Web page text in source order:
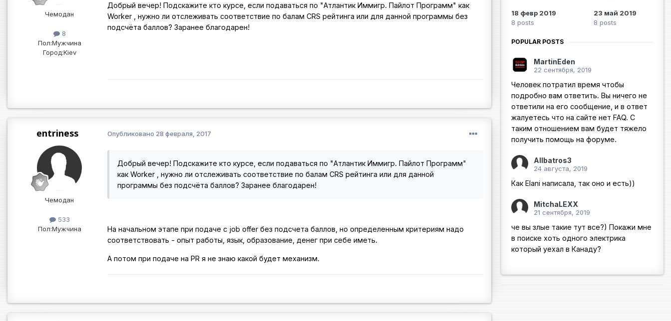
Чемодан
8
Пол:Мужчина
Город:Kiev
Добрый вечер! Подскажите кто курсе, если подаваться по "Атлантик Иммигр. Пайлот Программ" как
Worker , нужно ли отслеживать соответствие по балам CRS рейтинга или для данной программы без
подсчёта баллов? Заранее благодарен!
entriness
Чемодан
533
Пол:Мужчина
Опубликовано 28 февраля, 2017
Добрый вечер! Подскажите кто курсе, если подаваться по "Атлантик Иммигр. Пайлот Программ"
как Worker , нужно ли отслеживать соответствие по балам CRS рейтинга или для данной
программы без подсчёта баллов? Заранее благодарен!
На начальном этапе при подаче с job offer без подсчета баллов, но определенным критериям надо
соответствовать - опыт работы, язык, образование, денег при себе иметь.
А потом при подаче на PR я не знаю какой будет механизм.
18 февр 2019
8 posts
23 май 2019
8 posts
POPULAR POSTS
MartinEden
22 сентября, 2019
Человек потратил время чтобы
подробно вам ответить. Вы ничего не
ответили на его сообщение, и в ответ
жалуетесь что на сайте нет FAQ. С
таким отношением вам будет тяжело
получить помощь на форуме.
Allbatros3
24 августа, 2019
Как Elani написала, так оно и есть))
MitchaLEXX
21 сентября, 2019
че вы злые такие тут все?) Покажи мне
в поиске хоть одного электрика
который уехал в Канаду?